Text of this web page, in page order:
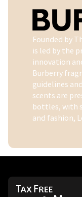
Founded by
is led by the
innovation
Burberry
guidelines
scents are
bottles, with
and fashion,